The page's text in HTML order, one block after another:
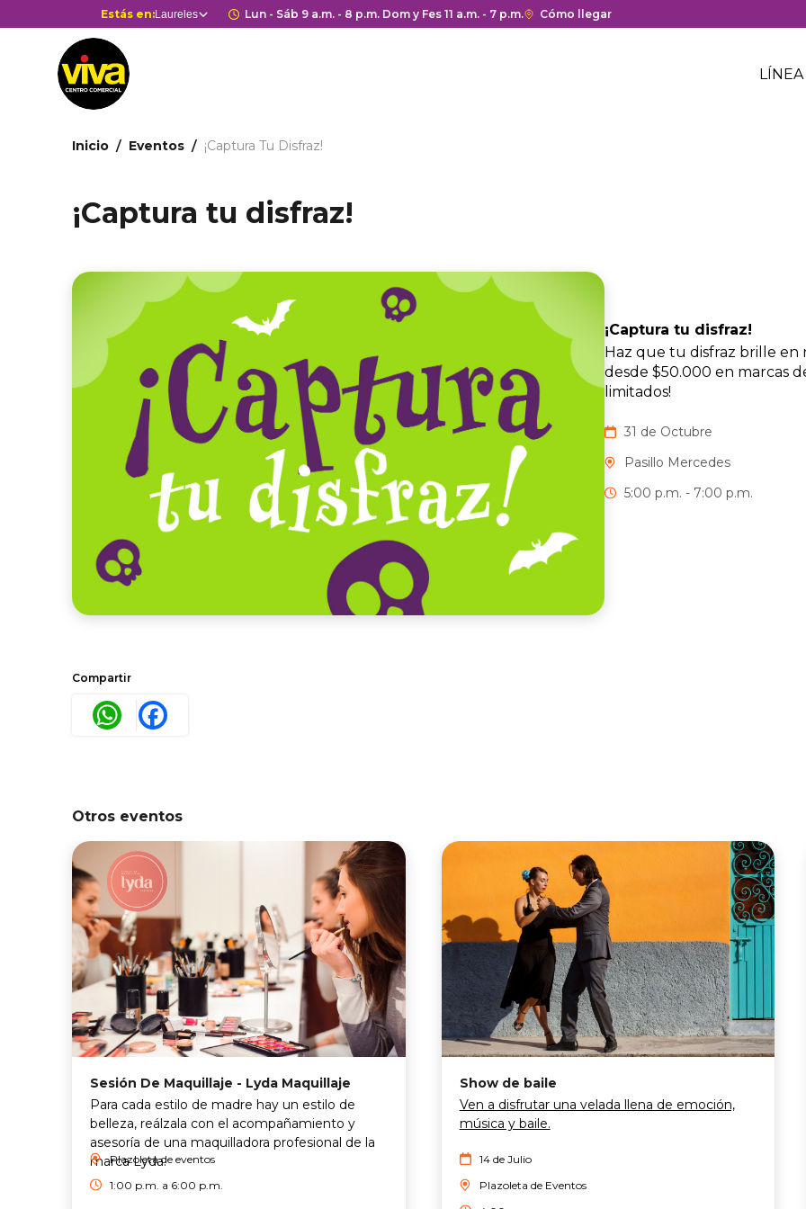
al
contenido
principal
Selector
de
centros
comerciales
Estás en:Estás en
Laureles Horario de apertura y cierre del centro comercial.
Lun - Sáb 9 a.m. - 8 p.m. Dom y Fes 11 a.m. - 7 p.m.Enlace
Cómo llegar
Ruta
de
Inicio Eventos ¡Captura Tu Disfraz!
¡Captura tu disfraz!
¡Captura tu disfraz!
Haz que tu disfraz brille en
desde $50.000 en marcas
limitados!
31 de Octubre
Pasillo Mercedes
5:00 p.m. - 7:00 p.m.
Compartir
WhatsApp
Otros eventos
Sesión De Maquillaje - Lyda Maquillaje
Para cada estilo de madre hay un estilo de
belleza, reálzala con el acompañamiento y
asesoría de una maquilladora profesional de la
marca Lyda.
Plazoleta de eventos
1:00 p.m. a 6:00 p.m.
Show de baile
Ven a disfrutar una velada llena de emoción,
música y baile.
14 de Julio
Plazoleta de Eventos